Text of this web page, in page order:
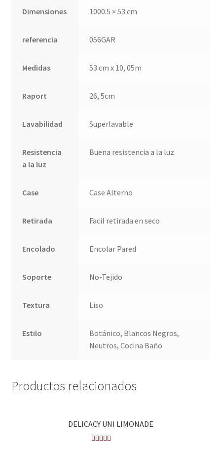
Dimensiones 1000.5 × 53 cm
referencia 056GAR
Medidas 53 cm x 10, 05m
Raport 26, 5cm
Lavabilidad Superlavable
Resistencia
a la luz
Buena resistencia a la luz
Case Case Alterno
Retirada Facil retirada en seco
Encolado Encolar Pared
Soporte No-Tejido
Textura Liso
Estilo
Botánico, Blancos Negros,
Neutros, Cocina Baño
Productos relacionados
DELICACY UNI LIMONADE